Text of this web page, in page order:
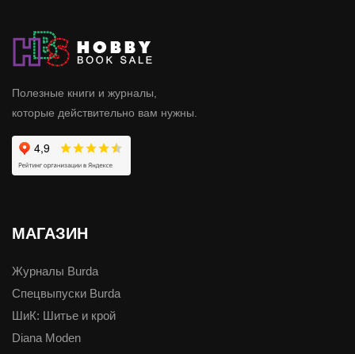
Полезные книги и журналы,
которые действительно вам нужны.
МАГАЗИН
Журналы Burda
Спецвыпуски Burda
ШиК: Шитье и крой
Diana Moden